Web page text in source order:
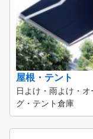
屋根・テント
日よけ・雨よけ・オ
グ・テント倉庫